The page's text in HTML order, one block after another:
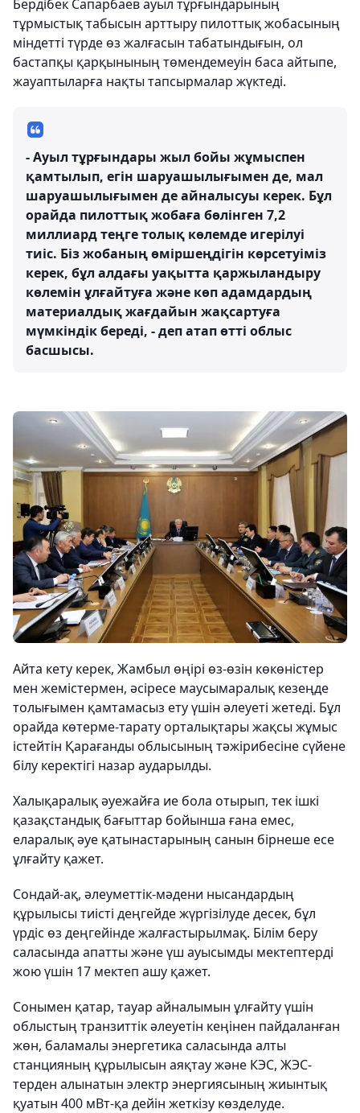
Бердібек Сапарбаев ауыл тұрғындарының
тұрмыстық табысын арттыру пилоттық жобасының
міндетті түрде өз жалғасын табатындығын, ол
бастапқы қарқынының төмендемеуін баса айтыпе,
жауаптыларға нақты тапсырмалар жүктеді.
- Ауыл тұрғындары жыл бойы жұмыспен
қамтылып, егін шаруашылығымен де, мал
шаруашылығымен де айналысуы керек. Бұл
орайда пилоттық жобаға бөлінген 7,2
миллиард теңге толық көлемде игерілуі
тиіс. Біз жобаның өміршеңдігін көрсетуіміз
керек, бұл алдағы уақытта қаржыландыру
көлемін ұлғайтуға және көп адамдардың
материалдық жағдайын жақсартуға
мүмкіндік береді, - деп атап өтті облыс
басшысы.
Айта кету керек, Жамбыл өңірі өз-өзін көкөністер
мен жемістермен, әсіресе маусымаралық кезеңде
толығымен қамтамасыз ету үшін әлеуеті жетеді. Бұл
орайда көтерме-тарату орталықтары жақсы жұмыс
істейтін Қарағанды облысының тәжірибесіне сүйене
білу керектігі назар аударылды.
Халықаралық әуежайға ие бола отырып, тек ішкі
қазақстандық бағыттар бойынша ғана емес,
еларалық әуе қатынастарының санын бірнеше есе
ұлғайту қажет.
Сондай-ақ, әлеуметтік-мәдени нысандардың
құрылысы тиісті деңгейде жүргізілуде десек, бұл
үрдіс өз деңгейінде жалғастырылмақ. Білім беру
саласында апатты және үш ауысымды мектептерді
жою үшін 17 мектеп ашу қажет.
Сонымен қатар, тауар айналымын ұлғайту үшін
облыстың транзиттік әлеуетін кеңінен пайдаланған
жөн, баламалы энергетика саласында алты
станцияның құрылысын аяқтау және КЭС, ЖЭС-
терден алынатын электр энергиясының жиынтық
қуатын 400 мВт-қа дейін жеткізу көзделуде.